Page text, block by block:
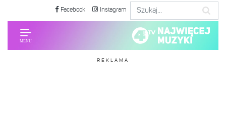
Facebook Instagram
REKLAMA